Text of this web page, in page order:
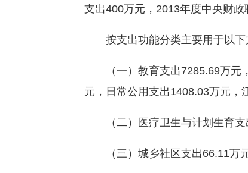
支出400万元，2013年度中央财
按支出功能分类主要用于以下
（一）教育支出7285.69万元，
元，日常公用支出1408.03万元，
（二）医疗卫生与计划生育支
（三）城乡社区支出66.11万元